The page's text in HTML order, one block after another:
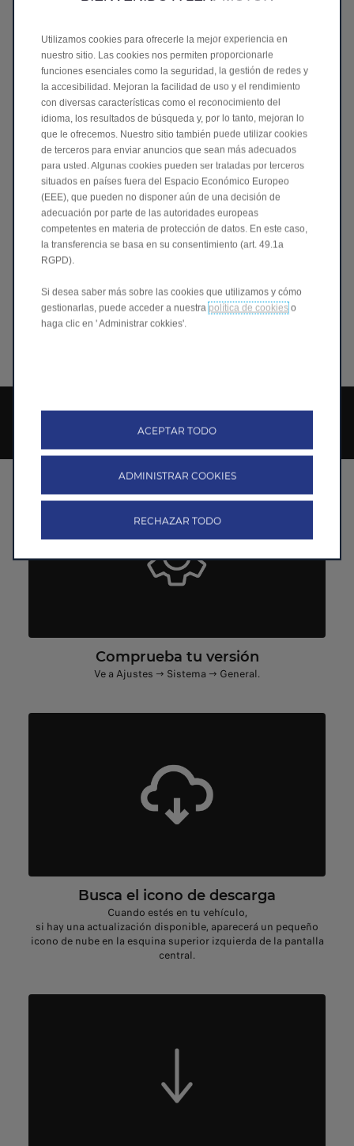
Tu Leapmotor, siempre a la última
Actualizaciones remotas para mejorar
seguridad y experiencia.
Una actualización OTA permite actualizar el software de
un coche de forma remota, sin visitar el concesionario.
Los vehículos conectados reciben actualizaciones a
través de Internet, lo que nos permite mejorar la
seguridad, optimizar los sistemas de asistencia a la
conducción y añadir nuevas funciones.
Esta tecnología garantiza que el vehículo evolucione con
seguridad y software y se adapte continuamente a las
necesidades del conductor. Es similar a cómo los
teléfonos inteligentes reciben actualizaciones
ACTUALIZA TU COCHE
Un nuevo LEAP OS hace tu coche más inteligente.
Comprueba tu versión
Ve a Ajustes → Sistema → General.
Busca el icono de descarga
Cuando estés en tu vehículo,
si hay una actualización disponible, aparecerá un pequeño
icono de nube en la esquina superior izquierda de la pantalla
central.
Utilizamos cookies para ofrecerle la mejor experiencia en
nuestro sitio. Las cookies nos permiten proporcionarle
funciones esenciales como la seguridad, la gestión de redes y
la accesibilidad. Mejoran la facilidad de uso y el rendimiento
con diversas características como el reconocimiento del
idioma, los resultados de búsqueda y, por lo tanto, mejoran lo
que le ofrecemos. Nuestro sitio también puede utilizar cookies
de terceros para enviar anuncios que sean más adecuados
para usted. Algunas cookies pueden ser tratadas por terceros
situados en países fuera del Espacio Económico Europeo
(EEE), que pueden no disponer aún de una decisión de
adecuación por parte de las autoridades europeas
competentes en materia de protección de datos. En este caso,
la transferencia se basa en su consentimiento (art. 49.1a
RGPD).
Si desea saber más sobre las cookies que utilizamos y cómo
gestionarlas, puede acceder a nuestra política de cookies o
haga clic en ' Administrar cokkies'.
ADMINISTRAR COOKIES
ACEPTAR TODO
RECHAZAR TODO